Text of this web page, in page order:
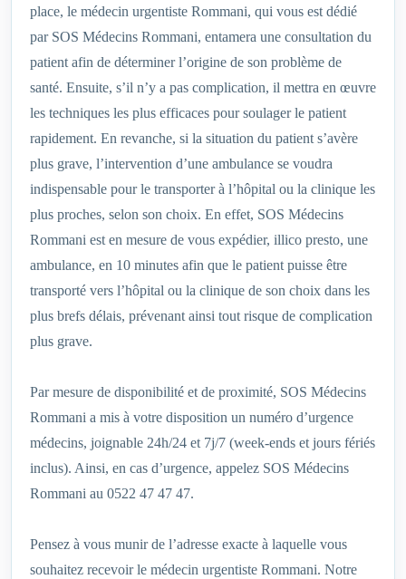
place, le médecin urgentiste Rommani, qui vous est dédié
par SOS Médecins Rommani, entamera une consultation du
patient afin de déterminer l’origine de son problème de
santé. Ensuite, s’il n’y a pas complication, il mettra en œuvre
les techniques les plus efficaces pour soulager le patient
rapidement. En revanche, si la situation du patient s’avère
plus grave, l’intervention d’une ambulance se voudra
indispensable pour le transporter à l’hôpital ou la clinique les
plus proches, selon son choix. En effet, SOS Médecins
Rommani est en mesure de vous expédier, illico presto, une
ambulance, en 10 minutes afin que le patient puisse être
transporté vers l’hôpital ou la clinique de son choix dans les
plus brefs délais, prévenant ainsi tout risque de complication
plus grave.
Par mesure de disponibilité et de proximité, SOS Médecins
Rommani a mis à votre disposition un numéro d’urgence
médecins, joignable 24h/24 et 7j/7 (week-ends et jours fériés
inclus). Ainsi, en cas d’urgence, appelez SOS Médecins
Rommani au 0522 47 47 47.
Pensez à vous munir de l’adresse exacte à laquelle vous
souhaitez recevoir le médecin urgentiste Rommani. Notre